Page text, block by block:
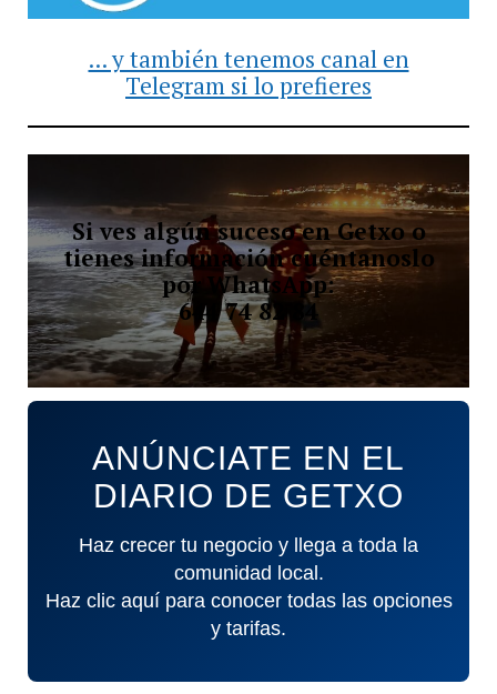
... y también tenemos canal en
Telegram si lo prefieres
Si ves algún suceso en Getxo o
tienes información cuéntanoslo
por WhatsApp:
644 74 82 84
ANÚNCIATE EN EL
DIARIO DE GETXO
Haz crecer tu negocio y llega a toda la
comunidad local.
Haz clic aquí para conocer todas las opciones
y tarifas.